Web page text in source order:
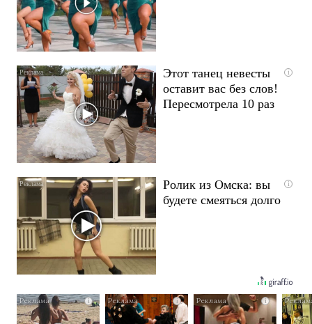
i
Этот танец невесты
оставит вас без слов!
Пересмотрела 10 раз
i
Ролик из Омска: вы
будете смеяться долго
i i i